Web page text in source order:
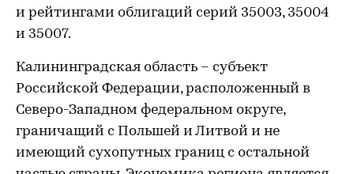
и рейтингами облигаций серий 35003, 35004
и 35007.
Калининградская область – субъект
Российской Федерации, расположенный в
Северо-Западном федеральном округе,
граничащий с Польшей и Литвой и не
имеющий сухопутных границ с остальной